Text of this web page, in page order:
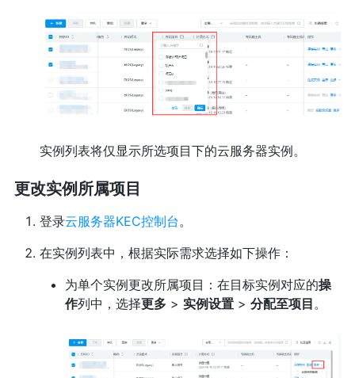
实例列表将仅显示所选项目下的云服务器实例。
更改实例所属项目
登录云服务器KEC控制台。
在实例列表中，根据实际需求选择如下操作：
为单个实例更改所属项目：在目标实例对应的操
作列中，选择更多> 实例设置> 分配至项目。